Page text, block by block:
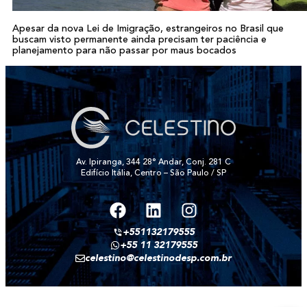
Apesar da nova Lei de Imigração, estrangeiros no Brasil que
buscam visto permanente ainda precisam ter paciência e
planejamento para não passar por maus bocados
Av. Ipiranga, 344 28° Andar, Conj. 281 C
Edifício Itália, Centro – São Paulo / SP
+551132179555
+55 11 32179555
celestino@celestinodesp.com.br